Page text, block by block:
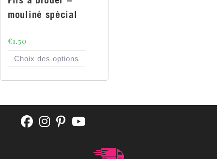
mouliné spécial
€1.50
Choix des options